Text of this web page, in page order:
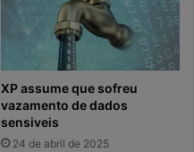
XP assume que sofreu
vazamento de dados
sensiveis
24 de abril de 2025